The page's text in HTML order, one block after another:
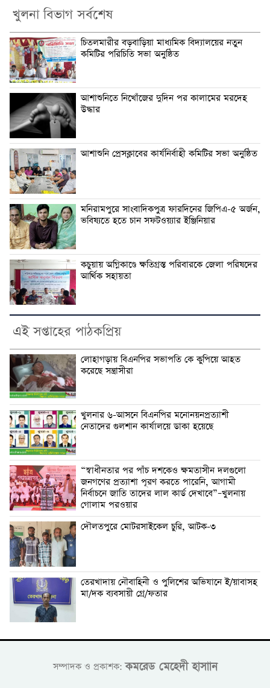
খুলনা বিভাগ সর্বশেষ
চিতলমারীর বড়বাড়িয়া মাধ্যমিক বিদ্যালয়ের নতুন
কমিটির পরিচিতি সভা অনুষ্ঠিত
আশাশুনিতে নিখোঁজের দুদিন পর কালামের মরদেহ
উদ্ধার
আশাশুনি প্রেসক্লাবের কার্যনির্বাহী কমিটির সভা অনুষ্ঠিত
মনিরামপুরে সাংবাদিকপুত্র ফারদিনের জিপিএ-৫ অর্জন,
ভবিষ্যতে হতে চান সফটওয়্যার ইঞ্জিনিয়ার
কচুয়ায় অগ্নিকাণ্ডে ক্ষতিগ্রস্ত পরিবারকে জেলা পরিষদের
আর্থিক সহায়তা
এই সপ্তাহের পাঠকপ্রিয়
লোহাগড়ায় বিএনপির সভাপতি কে কুপিয়ে আহত
করেছে সন্ত্রাসীরা
খুলনার ৬-আসনে বিএনপির মনোনয়নপ্রত্যাশী
নেতাদের গুলশান কার্যালয়ে ডাকা হয়েছে
“স্বাধীনতার পর পাঁচ দশকেও ক্ষমতাসীন দলগুলো
জনগণের প্রত্যাশা পূরণ করতে পারেনি, আগামী
নির্বাচনে জাতি তাদের লাল কার্ড দেখাবে”–খুলনায়
গোলাম পরওয়ার
দৌলতপুরে মোটরসাইকেল চুরি, আটক-৩
তেরখাদায় নৌবাহিনী ও পুলিশের অভিযানে ই/য়াবাসহ
মা/দক ব্যবসায়ী গ্রে/ফতার
সম্পাদক ও প্রকাশক:কমরেড মেহেদী হাসাান